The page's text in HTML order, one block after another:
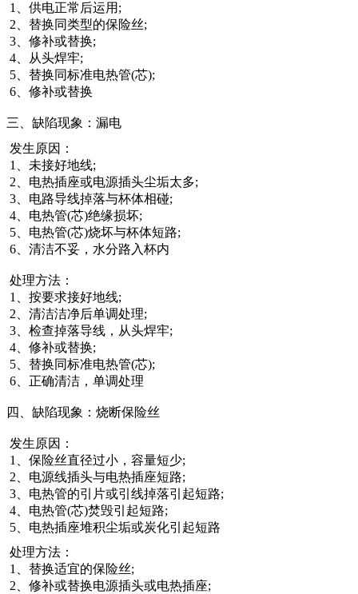
1、供电正常后运用;
2、替换同类型的保险丝;
3、修补或替换;
4、从头焊牢;
5、替换同标准电热管(芯);
6、修补或替换
三、缺陷现象：漏电
发生原因：
1、未接好地线;
2、电热插座或电源插头尘垢太多;
3、电路导线掉落与杯体相碰;
4、电热管(芯)绝缘损坏;
5、电热管(芯)烧坏与杯体短路;
6、清洁不妥，水分路入杯内
处理方法：
1、按要求接好地线;
2、清洁洁净后单调处理;
3、检查掉落导线，从头焊牢;
4、修补或替换;
5、替换同标准电热管(芯);
6、正确清洁，单调处理
四、缺陷现象：烧断保险丝
发生原因：
1、保险丝直径过小，容量短少;
2、电源线插头与电热插座短路;
3、电热管的引片或引线掉落引起短路;
4、电热管(芯)焚毁引起短路;
5、电热插座堆积尘垢或炭化引起短路
处理方法：
1、替换适宜的保险丝;
2、修补或替换电源插头或电热插座;